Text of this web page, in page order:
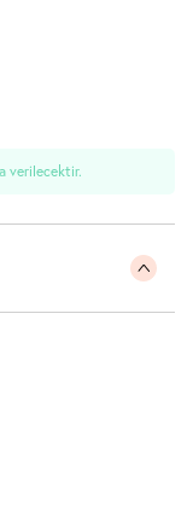
verilecektir.